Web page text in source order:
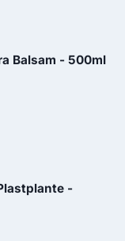
Balsam - 500ml
-